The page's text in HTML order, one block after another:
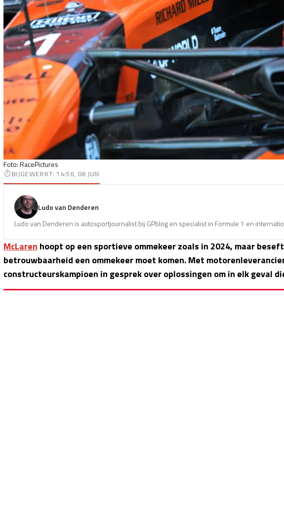
Foto: RacePictures
BIJGEWERKT:14:56, 08 JUN
Ludo van Denderen
Ludo van Denderen is autosportjournalist bij GPblog en specialist in Formule 1 en
McLaren hoopt op een sportieve ommekeer zoals in 2024, maar
betrouwbaarheid een ommekeer moet komen. Met
constructeurskampioen in gesprek over oplossingen om in elk geval